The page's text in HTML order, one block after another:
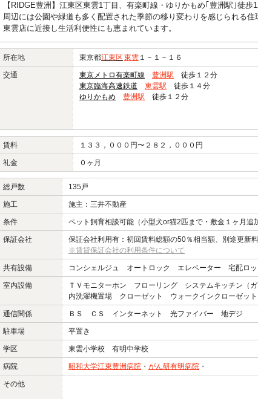
【RIDGE豊洲】江東区東雲1丁目、有楽町線・ゆりかもめ｢豊洲駅｣徒
周辺には公園や緑道も多く配置された季節の移り変わりを感じられる
東雲店に近接し生活利便性にも恵まれています。
所在地 東京都江東区 東雲 １－１－１６
交通 東京メトロ有楽町線 豊洲駅 徒歩１２分
東京臨海高速鉄道
東雲駅 徒歩１４分
ゆりかもめ
豊洲駅 徒歩１２分
賃料 １３３，０００円〜２８２，０００円
礼金 ０ヶ月
総戸数 135戸
施工 施主：三井不動産
条件 ペット飼育相談可能（小型犬or猫2匹まで・敷金１ヶ月追
保証会社
保証会社利用有：初回賃料総額の50％相当額、別途更新
※賃貸保証会社の利用条件について
共有設備 コンシェルジュ オートロック エレベーター 宅配ロ
室内設備
ＴＶモニターホン フローリング システムキッチン
内洗濯機置場 クローゼット ウォークインクローゼッ
通信関係 ＢＳ ＣＳ インターネット 光ファイバー 地デジ
駐車場 平置き
学区 東雲小学校 有明中学校
病院 昭和大学江東豊洲病院 ・ がん研有明病院 ・
その他